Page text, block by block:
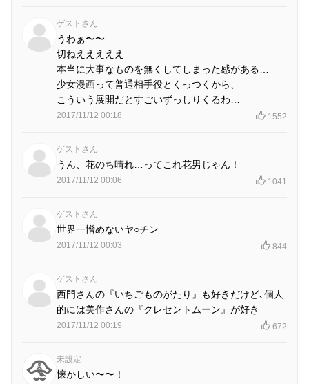
ゲストさん
うわぁ〜〜
切ねえええええ
本当に大事なものを無くしてしまった感がある…
少女漫画って普通相手役とくっつくから、
こういう展開だとすごいずっしりくるわ…
2017/11/12 00:18 1552
ゲストさん
うん、花のち晴れ…ってこれ花男じゃん！
2017/11/12 00:06 1041
ゲストさん
世界一憎めないヤ○チン
2017/11/12 00:03 844
ゲストさん
西門さんの『いちごものがたり』も好きだけど､個人
的には美作さんの『クレセントムーン』が好き
2017/11/12 00:19 672
未設定
懐かしい〜〜！